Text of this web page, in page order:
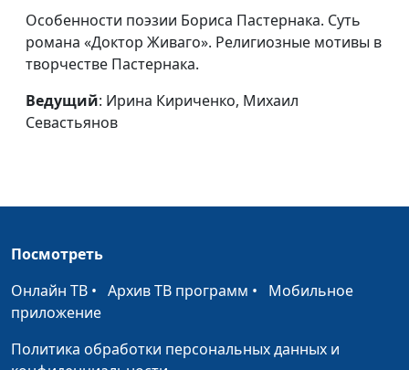
Ломоносов
Джон Донн
Ирина Кириченко, Михаил
Севастьянов
#31
Джон Буньян
Ирина Кириченко, Михаил
Игорь Сикорский
Ирина Кириченко, Михаил
Томас Эдисон
Ирина Кириченко, Михаил
Особенности поэзии Бориса Пастернака. Суть
романа «Доктор Живаго». Религиозные мотивы в
творчестве Пастернака.
Ведущий: Ирина Кириченко, Михаил
Севастьянов
Посмотреть
Онлайн ТВ • Архив ТВ программ • Мобильное
приложение
Политика обработки персональных данных и